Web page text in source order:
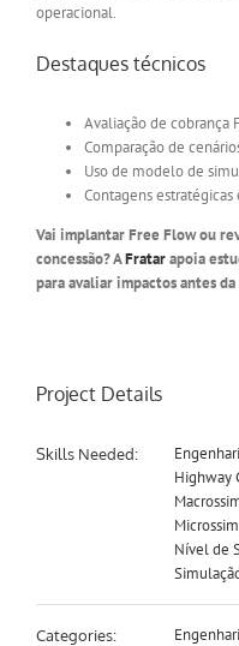
operacional.
Destaques técnicos
Avaliação de cobrança
Comparação de
Uso de modelo de
Contagens
Vai implantar Free Flow ou
concessão? AFratarapoia
para avaliar impactos antes
Project Details
Skills Needed:
Highway
Nível de
Categories: